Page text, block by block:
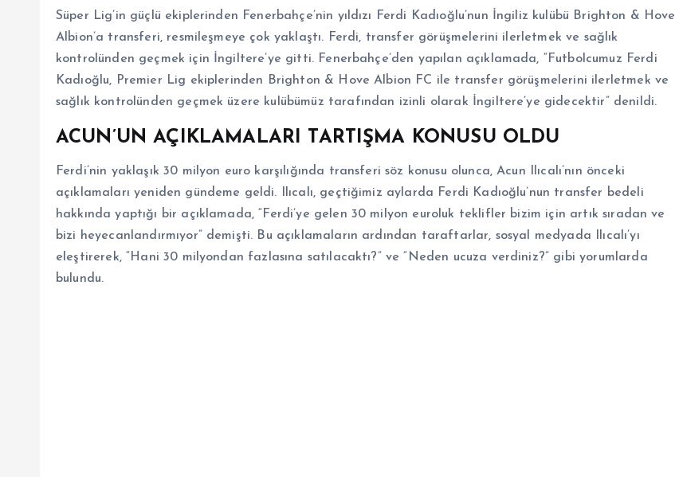
Süper Lig’in güçlü ekiplerinden Fenerbahçe’nin yıldızı Ferdi Kadıoğlu’nun İngiliz kulübü Brighton & Hove
Albion’a transferi, resmileşmeye çok yaklaştı. Ferdi, transfer görüşmelerini ilerletmek ve sağlık
kontrolünden geçmek için İngiltere’ye gitti. Fenerbahçe’den yapılan açıklamada, “Futbolcumuz Ferdi
Kadıoğlu, Premier Lig ekiplerinden Brighton & Hove Albion FC ile transfer görüşmelerini ilerletmek ve
sağlık kontrolünden geçmek üzere kulübümüz tarafından izinli olarak İngiltere’ye gidecektir” denildi.
ACUN’UN AÇIKLAMALARI TARTIŞMA KONUSU OLDU
Ferdi’nin yaklaşık 30 milyon euro karşılığında transferi söz konusu olunca, Acun Ilıcalı’nın önceki
açıklamaları yeniden gündeme geldi. Ilıcalı, geçtiğimiz aylarda Ferdi Kadıoğlu’nun transfer bedeli
hakkında yaptığı bir açıklamada, “Ferdi’ye gelen 30 milyon euroluk teklifler bizim için artık sıradan ve
bizi heyecanlandırmıyor” demişti. Bu açıklamaların ardından taraftarlar, sosyal medyada Ilıcalı’yı
eleştirerek, “Hani 30 milyondan fazlasına satılacaktı?” ve “Neden ucuza verdiniz?” gibi yorumlarda
bulundu.